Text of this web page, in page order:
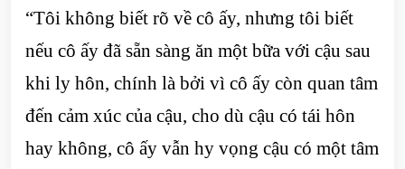
“Tôi không biết rõ về cô ấy, nhưng tôi biết
nếu cô ấy đã sẵn sàng ăn một bữa với cậu sau
khi ly hôn, chính là bởi vì cô ấy còn quan tâm
đến cảm xúc của cậu, cho dù cậu có tái hôn
hay không, cô ấy vẫn hy vọng cậu có một tâm